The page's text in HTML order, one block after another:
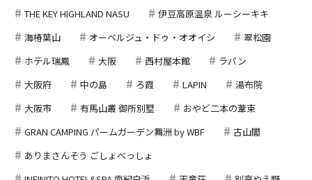
THE KEY HIGHLAND NASU
伊豆高原温泉 ルーシーキキ
海椿葉山
オーベルジュ・ドゥ・オオイシ
翠松園
ホテル瑞鳳
大阪 西村屋本館
ラパン
大阪府
中の島 ろ霞 LAPIN
湯布院
大阪市
有馬山叢 御所別墅
おやど二本の葦束
GRAN CAMPING パームガーデン舞洲 by WBF
古山閣
ありまさんそう ごしょべっしょ